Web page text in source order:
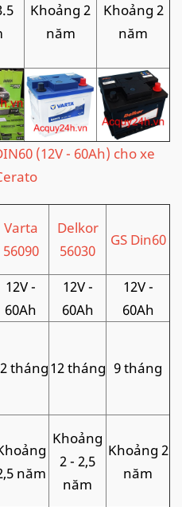
Khoảng 2
năm
Khoảng 2
năm
(12V - 60Ah) cho xe
Varta
56090
Delkor
56030
GS Din60
12V -
60Ah
12V -
60Ah
12V -
60Ah
tháng12 tháng 9 tháng
năm
Khoảng
2 - 2,5
năm
Khoảng 2
năm